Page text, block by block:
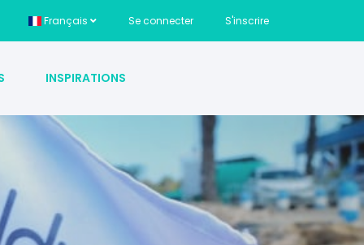
Français Se connecter S'inscrire
INSPIRATIONS